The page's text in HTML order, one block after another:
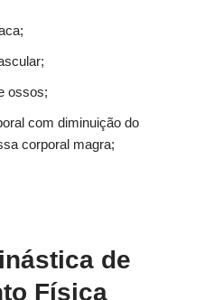
ossos;
com diminuição do
corporal magra;
de
Física